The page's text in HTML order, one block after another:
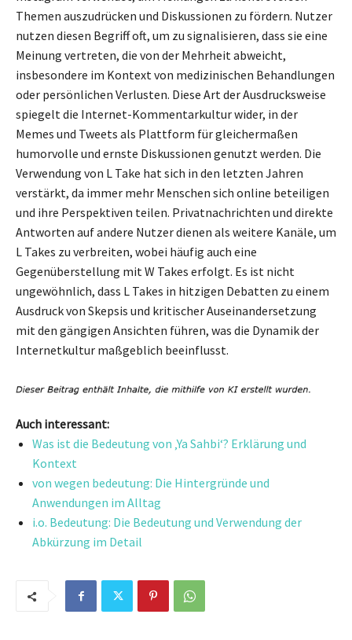
Themen auszudrücken und Diskussionen zu fördern. Nutzer
nutzen diesen Begriff oft, um zu signalisieren, dass sie eine
Meinung vertreten, die von der Mehrheit abweicht,
insbesondere im Kontext von medizinischen Behandlungen
oder persönlichen Verlusten. Diese Art der Ausdrucksweise
spiegelt die Internet-Kommentarkultur wider, in der
Memes und Tweets als Plattform für gleichermaßen
humorvolle und ernste Diskussionen genutzt werden. Die
Verwendung von L Take hat sich in den letzten Jahren
verstärkt, da immer mehr Menschen sich online beteiligen
und ihre Perspektiven teilen. Privatnachrichten und direkte
Antworten auf andere Nutzer dienen als weitere Kanäle, um
L Takes zu verbreiten, wobei häufig auch eine
Gegenüberstellung mit W Takes erfolgt. Es ist nicht
ungewöhnlich, dass L Takes in hitzigen Debatten zu einem
Ausdruck von Skepsis und kritischer Auseinandersetzung
mit den gängigen Ansichten führen, was die Dynamik der
Internetkultur maßgeblich beeinflusst.
Auch interessant:
Was ist die Bedeutung von ‚Ya Sahbi‘? Erklärung und
Kontext
von wegen bedeutung: Die Hintergründe und
Anwendungen im Alltag
i.o. Bedeutung: Die Bedeutung und Verwendung der
Abkürzung im Detail